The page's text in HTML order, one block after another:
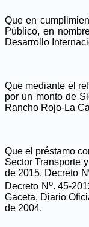
Que en
Público, en
Desarrollo
Que mediante el
por un monto de
Rancho Rojo-La
Que el préstamo
Sector Transporte
de 2015, Decreto
Decreto N o. 45-
Gaceta, Diario
de 2004.